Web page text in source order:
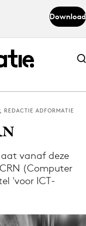
Download
Abonneer nu
Abonneer nu
de Adformatie
REDACTIE ADFORMATIE
vanaf deze
(Computer
'voor ICT-